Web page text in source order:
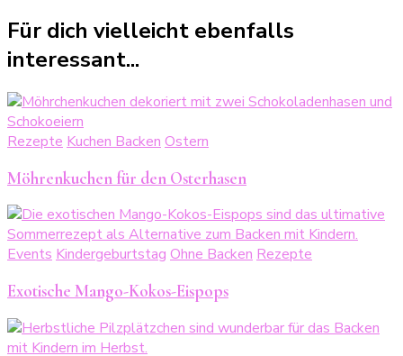
Für dich vielleicht ebenfalls
interessant...
Rezepte Kuchen Backen Ostern
Möhrenkuchen für den Osterhasen
Events Kindergeburtstag Ohne Backen Rezepte
Exotische Mango-Kokos-Eispops